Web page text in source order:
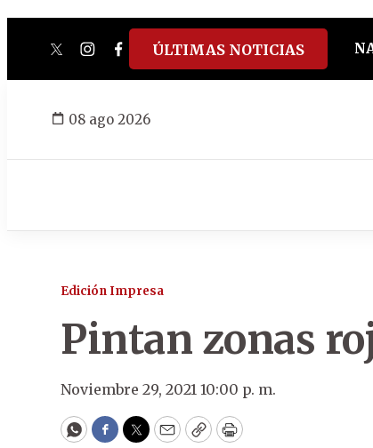
twitterinstagram
facebook
tiktokyoutube
spotify
ÚLTIMAS NOTICIAS
08 ago 2026
Edición Impresa
Pintan zonas
Noviembre 29, 2021 10:00 p. m.
WhatsApp
Facebook
Twitter
EmailCopyPrint